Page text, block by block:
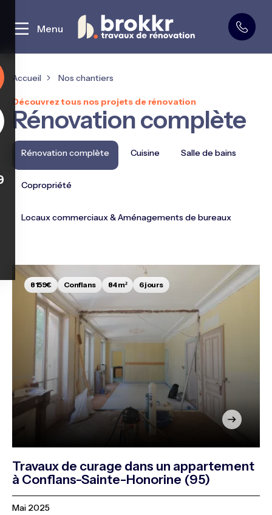
Curage et démolition
Menu
Accueil Nos chantiers
Découvrez tous nos projets de rénovation
Rénovation complète
Rénovation complète Cuisine Salle de bains
Copropriété
Locaux commerciaux & Aménagements de bureaux
8159€ Conflans 84 m² 6 jours
Travaux de curage dans un appartement
à Conflans-Sainte-Honorine (95)
Mai 2025